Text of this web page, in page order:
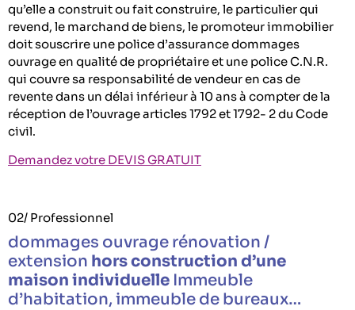
qu’elle a construit ou fait construire, le particulier qui
revend, le marchand de biens, le promoteur immobilier
doit souscrire une police d’assurance dommages
ouvrage en qualité de propriétaire et une police C.N.R.
qui couvre sa responsabilité de vendeur en cas de
revente dans un délai inférieur à 10 ans à compter de la
réception de l’ouvrage articles 1792 et 1792- 2 du Code
civil.
Demandez votre DEVIS GRATUIT
02/ Professionnel
dommages ouvrage rénovation /
extension hors construction d’une
maison individuelle Immeuble
d’habitation, immeuble de bureaux…